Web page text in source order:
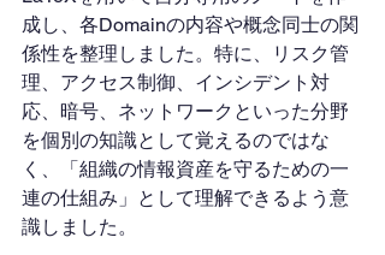
成し、各Domainの内容や概念同士の関
係性を整理しました。特に、リスク管
理、アクセス制御、インシデント対
応、暗号、ネットワークといった分野
を個別の知識として覚えるのではな
く、「組織の情報資産を守るための一
連の仕組み」として理解できるよう意
識しました。